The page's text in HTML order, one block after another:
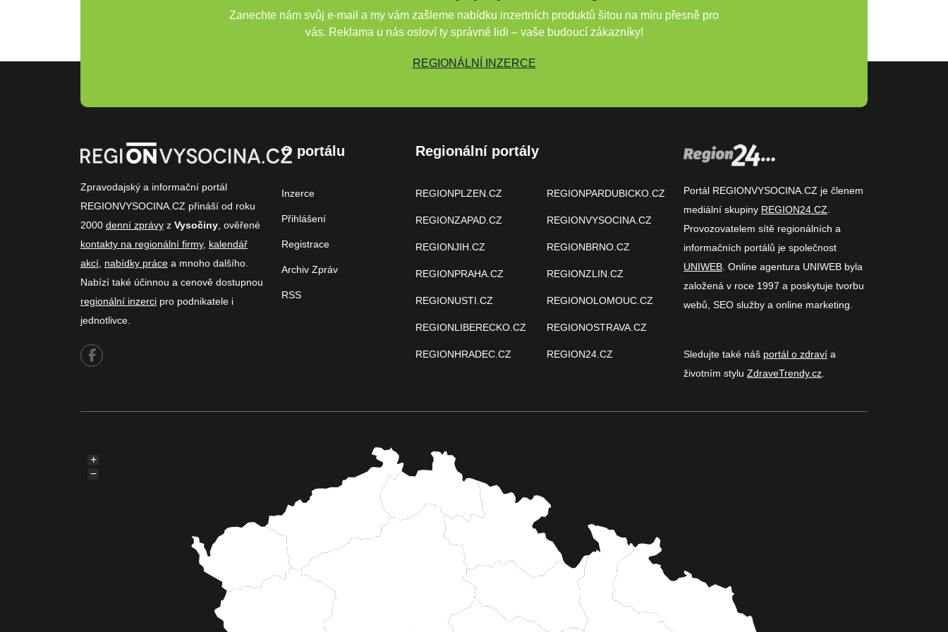
Zanechte nám svůj e-mail a my vám zašleme nabídku inzertních produktů šitou na míru přesně pro
vás. Reklama u nás osloví ty správné lidi – vaše budoucí zákazníky!
REGIONÁLNÍ INZERCE
Zpravodajský a informační portál
REGIONVYSOCINA.CZ přináší od roku
2000 denní zprávy z Vysočiny , ověřené
kontakty na regionální firmy, kalendář
akcí nabídky práce a mnoho dalšího.
Nabízí také účinnou a cenově dostupnou
regionální inzerci pro podnikatele i
jednotlivce.
O portálu
Inzerce
Přihlášení
Registrace
Archiv Zpráv
RSS
Regionální portály
REGIONPLZEN.CZ
REGIONZAPAD.CZ
REGIONJIH.CZ
REGIONPRAHA.CZ
REGIONUSTI.CZ
REGIONLIBERECKO.CZ
REGIONHRADEC.CZ
REGIONPARDUBICKO.CZ
REGIONVYSOCINA.CZ
REGIONBRNO.CZ
REGIONZLIN.CZ
REGIONOLOMOUC.CZ
REGIONOSTRAVA.CZ
REGION24.CZ
Portál REGIONVYSOCINA.CZ je členem
mediální skupiny REGION24.CZ
Provozovatelem sítě regionálních a
informačních portálů je společnost
UNIWEB . Online agentura UNIWEB byla
založená v roce 1997 a poskytuje tvorbu
webů, SEO služby a online marketing.
Sledujte také náš portál o zdraví a
životním stylu ZdraveTrendy.cz
+
−